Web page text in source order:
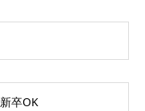
新卒OK